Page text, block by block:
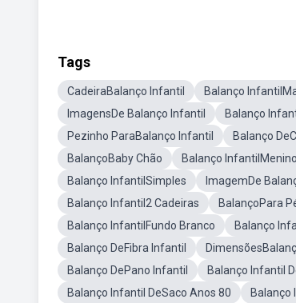
Tags
CadeiraBalanço Infantil Balanço
ImagensDe Balanço Infantil
Balanço
Pezinho ParaBalanço Infantil
Balanço
BalançoBaby Chão
Balanço InfantilMenino
Balanço InfantilSimples
ImagemDe
Balanço Infantil2 Cadeiras
BalançoPara
Balanço InfantilFundo Branco
Balanço
Balanço DeFibra Infantil
Balanço DePano Infantil
Balanço Infantil
Balanço Infantil DeSaco Anos 80
Balanço